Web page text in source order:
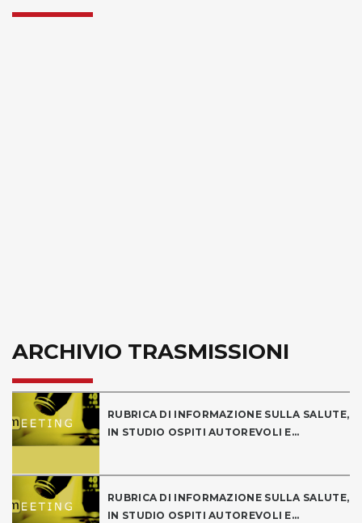
ARCHIVIO TRASMISSIONI
RUBRICA DI INFORMAZIONE SULLA SALUTE,
IN STUDIO OSPITI AUTOREVOLI E...
RUBRICA DI INFORMAZIONE SULLA SALUTE,
IN STUDIO OSPITI AUTOREVOLI E...